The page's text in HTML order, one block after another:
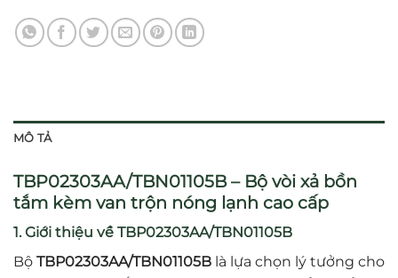
MÔ TẢ
TBP02303AA/TBN01105B – Bộ vòi xả bồn
tắm kèm van trộn nóng lạnh cao cấp
1. Giới thiệu về TBP02303AA/TBN01105B
Bộ TBP02303AA/TBN01105B là lựa chọn lý tưởng cho